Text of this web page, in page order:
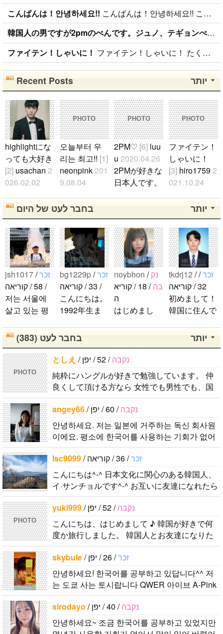
こんばんは！안녕하세요!! こんばんは！안녕하세요!! こんばんは！ 日本BANAです( ˆoˆ )/ 性別、年齢、国籍関係なく BANAと仲良くしたいです！！ ちなみに、94lineゴンチャンぺんです！ コメント、メール待ってます( ˆoˆ )/안녕하세요!
韓国人の男ですが2pmのぺんです。ジュノ、テギョンぺんが特にぺんです。
ファイテン！しゃいに！ ファイテン！しゃいに！ たくさん応援します！
יותר Recent Posts
highlightにな
っても大好き
[2] usachan2
026.02.02
たのが、遅か
ったからいろ
んな情報が欲
しいです。 hi
ghlightになっ
ても好きな気
持ちは変わり
ません。 メ
ンバー全員が
大好きです
が、一番大好
きなのはジュ
ンヒョンで
す。 彼らの
ことたくさん
知りたいで
す。..
PHOTO
오늘부터 우
리는 최고!! [1]
neonpink201
9.08.04
린 정은비 최
유나 황은비
김예원 여!!
자!!친!!구!!..
PHOTO
2PM♡ [6] luu
u2020.04.26
2PMが好きな
日本人です。
ください。..
PHOTO
ファイテン！
しゃいに！
[3]hiro17592
021.10.24
します！..
יותר בחבר לעט של היום
jsh1017/זכר
/ 58 / קוריאה
저는 서울에
살고 있는 평
니다 일본의
비슷한 연령
의 친구들과
친해지고 싶
어요 일본에
가면 좋은 곳
소개 시켜주
면 감사하겠
습니다 반대
로 한국에 오
시면 가이드
해 드릴..
bg1229p/זכר
/ 33 / קוריאה
こんにちは。
1992年生ま
す。 出身地
は済州島で
す。 日本の
ことは高校生
の時から興味
を持ちまし
た。 日本の
好きなところ
は文化や食べ
物です。 特
に街の雰囲気
が..
noybhon /נק
בה
/ 18 / קוריא
ה
はじめまし
前はイナで
す。今日本語
を勉強してい
ます。。。だ
から日本人の
友達を作りた
いです。よろ
しくおねがい
します..
tkdrj12 / זכר/
32 / קוריאה
初めまして！
韓国に住んで
段は音楽を聴
くことや運動
間がある時は
釣りに行くの
が本当に大好
ポットを探し
たり、ノリの
ddung_e/זכר
/ 29 / קוריאה
日本の文化や
日常に興味が
あったので、
ペンパルを始
めました。
日本語を少し
ずつ勉強して
いるので、自
然に会話しな
がら実力を伸
ばしたいで
す。 もちろ
ん、私も韓国
文化や韓国..
יותר בחבר לעט (383)
PHOTO
としえ / נקבה/ 52 / יפן
純粋にハングルが好きで勉強しています。 仲
良くして頂ける方なら 女性でも男性でも、国
籍が何処でも歓迎です♪ 必ず返信します！！！
しかし、数うちゃ〜的な(一気に多人..
angey66/ נקבה/ 60 / יפן
안녕하세요. 저는 일본에 거주하는 독신 회사원
이에요. 평소에 한국어를 사용하는 기회가 없어
서 그냥 한국어로 메일을 할 수 있는 한국인 친구
를 만나고 싶어요. 일상생활 등 편안..
lsc9099/ זכר/ 36 / קוריאה
こんにちは^-^ 日本文化に関心のある韓国人、
イ·サンチョルです^-^ お互いに友達になれたら
いいなと思います^-^ どうぞよろしくお願いし
ます^..
PHOTO
yuki999/ נקבה/ 52 / יפן
こんにちは、はじめまして ♪ 韓国が好きで何
度か旅行しました。 韓国人とお友達になりた
くて登録しました。よろしくお願いします^..
skybule/ זכר/ 26 / יפן
안녕하세요! 한국어를 공부하고 있답니다^^ 저
는 도쿄 사는 토시랍니다 QWER 아이브 A-Pink
東方神起(5명) 하이라이트 세븐어클락 볼빨간사
춘기 JYJ AOA 9muses 좋아해요ㅎㅎㅎ 같이 한
국어..
sirodayo / נקבה/ 40 / יפן
안녕하세요~ 조금 한국어를 공부하고 있었지만